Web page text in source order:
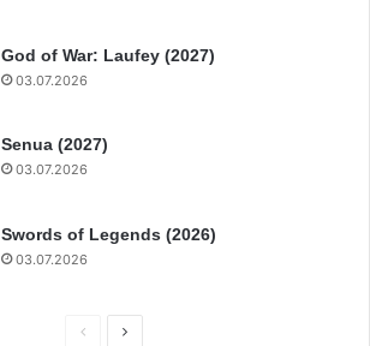
God of War: Laufey (2027)
03.07.2026
Senua (2027)
03.07.2026
Swords of Legends (2026)
03.07.2026